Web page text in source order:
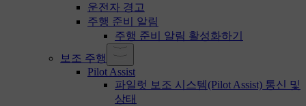
운전자 경고
주행 준비 알림
주행 준비 알림 활성화하기
보조 주행
Pilot Assist
파일럿 보조 시스템(Pilot Assist) 통신 및
상태